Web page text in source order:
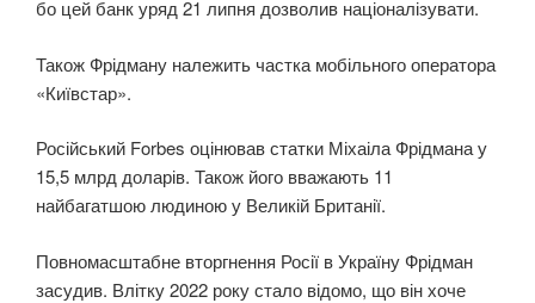
бо цей банк уряд 21 липня дозволив націоналізувати.
Також Фрідману належить частка мобільного оператора
«Київстар».
Російський Forbes оцінював статки Міхаіла Фрідмана у
15,5 млрд доларів. Також його вважають 11
найбагатшою людиною у Великій Британії.
Повномасштабне вторгнення Росії в Україну Фрідман
засудив. Влітку 2022 року стало відомо, що він хоче